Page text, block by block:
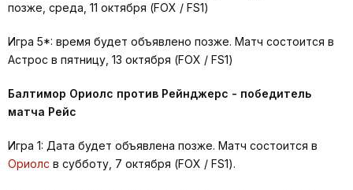
позже, среда, 11 октября (FOX / FS1)
Игра 5*: время будет объявлено позже. Матч состоится в
Астрос в пятницу, 13 октября (FOX / FS1)
Балтимор Ориолс против Рейнджерс - победитель
матча Рейс
Игра 1: Дата будет объявлена позже. Матч состоится в
Ориолс в субботу, 7 октября (FOX / FS1).